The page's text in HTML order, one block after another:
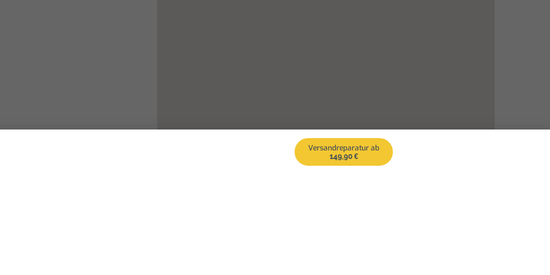
Versandreparatur ab
149,90 €